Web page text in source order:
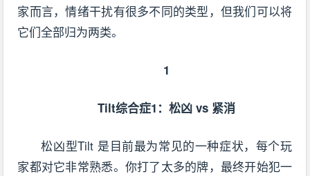
家而言，情绪干扰有很多不同的类型，但我们可以将
它们全部归为两类。
1
Tilt综合症1：松凶 vs 紧消
松凶型Tilt 是目前最为常见的一种症状，每个玩
家都对它非常熟悉。你打了太多的牌，最终开始犯一